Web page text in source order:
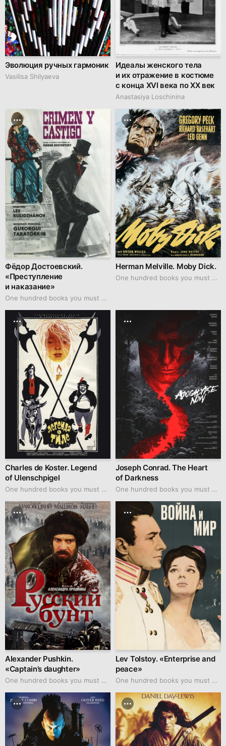
Эволюция ручных гармоник
Vasilisa Shilyaeva
Идеалы женского тела
и их отражение в костюме
c конца XVI века по XX век
Anastasiya Loschinina
Фёдор Достоевский.
«Преступление
и наказание»
One hundred books you must watch
Herman Melville. Moby Dick.
One hundred books you must watch
Charles de Koster. Legend
of Ulenschpigel
One hundred books you must watch
Joseph Conrad. The Heart
of Darkness
One hundred books you must watch
Alexander Pushkin.
«Captain’s daughter»
One hundred books you must watch
Lev Tolstoy. «Enterprise and
peace»
One hundred books you must watch